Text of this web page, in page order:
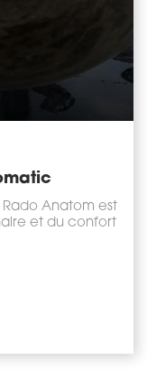
Rado Anatom est
et du confort